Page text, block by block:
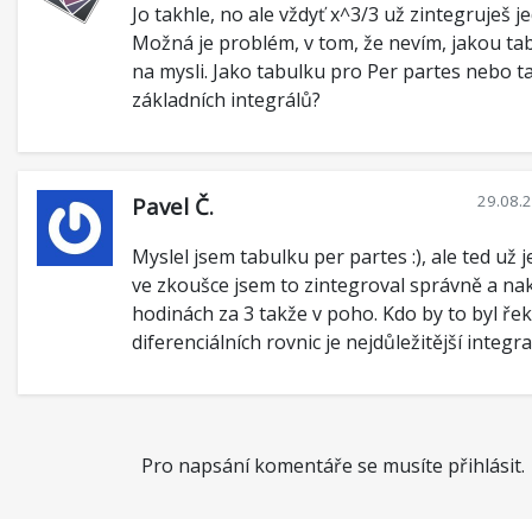
Jo takhle, no ale vždyť x^3/3 už zintegruješ
Možná je problém, v tom, že nevím, jakou
na mysli. Jako tabulku pro Per partes nebo
základních integrálů?
Pavel Č.
Myslel jsem tabulku per partes :), ale ted už
ve zkoušce jsem to zintegroval správně a
hodinách za 3 takže v poho. Kdo by to byl
diferenciálních rovnic je nejdůležitější
Pro napsání komentáře se musíte přihlásit.